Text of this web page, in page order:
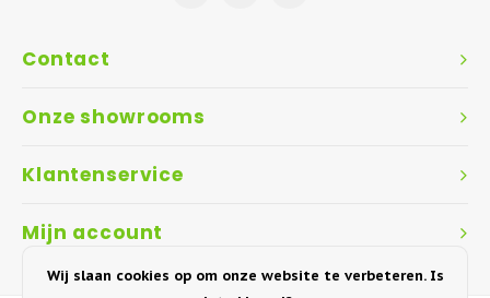
Contact
Onze showrooms
Klantenservice
Mijn account
Wij slaan cookies op om onze website te verbeteren. Is